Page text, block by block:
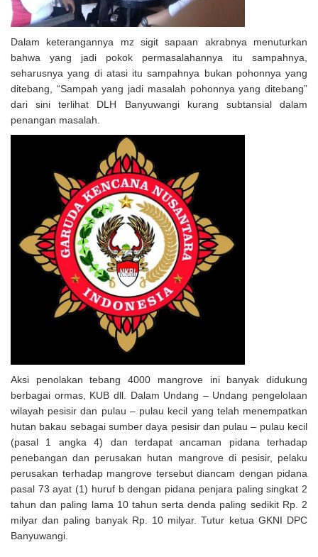
Dalam keterangannya mz sigit sapaan akrabnya menuturkan
bahwa yang jadi pokok permasalahannya itu sampahnya,
seharusnya yang di atasi itu sampahnya bukan pohonnya yang
ditebang, “Sampah yang jadi masalah pohonnya yang ditebang”
dari sini terlihat DLH Banyuwangi kurang subtansial dalam
penangan masalah.
Aksi penolakan tebang 4000 mangrove ini banyak didukung
berbagai ormas, KUB dll. Dalam Undang – Undang pengelolaan
wilayah pesisir dan pulau – pulau kecil yang telah menempatkan
hutan bakau sebagai sumber daya pesisir dan pulau – pulau kecil
(pasal 1 angka 4) dan terdapat ancaman pidana terhadap
penebangan dan perusakan hutan mangrove di pesisir, pelaku
perusakan terhadap mangrove tersebut diancam dengan pidana
pasal 73 ayat (1) huruf b dengan pidana penjara paling singkat 2
tahun dan paling lama 10 tahun serta denda paling sedikit Rp. 2
milyar dan paling banyak Rp. 10 milyar. Tutur ketua GKNI DPC
Banyuwangi.